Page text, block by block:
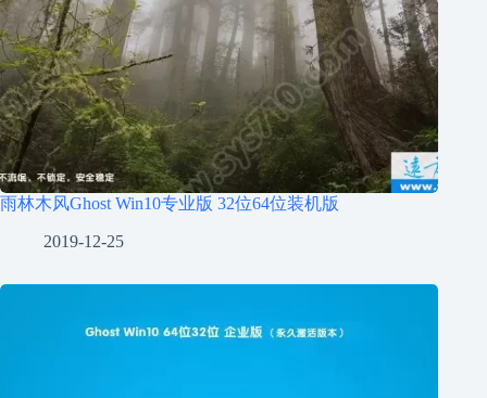
雨林木风Ghost Win10专业版 32位64位装机版
2019-12-25